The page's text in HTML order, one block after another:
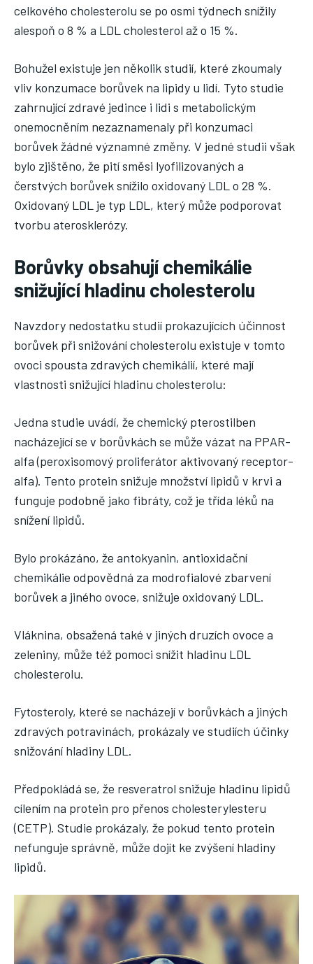
celkového cholesterolu se po osmi týdnech snížily
alespoň o 8 % a LDL cholesterol až o 15 %.
Bohužel existuje jen několik studií, které zkoumaly
vliv konzumace borůvek na lipidy u lidí. Tyto studie
zahrnující zdravé jedince i lidi s metabolickým
onemocněním nezaznamenaly při konzumaci
borůvek žádné významné změny. V jedné studii však
bylo zjištěno, že pití směsi lyofilizovaných a
čerstvých borůvek snížilo oxidovaný LDL o 28 %.
Oxidovaný LDL je typ LDL, který může podporovat
tvorbu aterosklerózy.
Borůvky obsahují chemikálie
snižující hladinu cholesterolu
Navzdory nedostatku studií prokazujících účinnost
borůvek při snižování cholesterolu existuje v tomto
ovoci spousta zdravých chemikálií, které mají
vlastnosti snižující hladinu cholesterolu:
Jedna studie uvádí, že chemický pterostilben
nacházející se v borůvkách se může vázat na PPAR-
alfa (peroxisomový proliferátor aktivovaný receptor-
alfa). Tento protein snižuje množství lipidů v krvi a
funguje podobně jako fibráty, což je třída léků na
snížení lipidů.
Bylo prokázáno, že antokyanin, antioxidační
chemikálie odpovědná za modrofialové zbarvení
borůvek a jiného ovoce, snižuje oxidovaný LDL.
Vláknina, obsažená také v jiných druzích ovoce a
zeleniny, může též pomoci snížit hladinu LDL
cholesterolu.
Fytosteroly, které se nacházejí v borůvkách a jiných
zdravých potravinách, prokázaly ve studiích účinky
snižování hladiny LDL.
Předpokládá se, že resveratrol snižuje hladinu lipidů
cílením na protein pro přenos cholesterylesteru
(CETP). Studie prokázaly, že pokud tento protein
nefunguje správně, může dojít ke zvýšení hladiny
lipidů.